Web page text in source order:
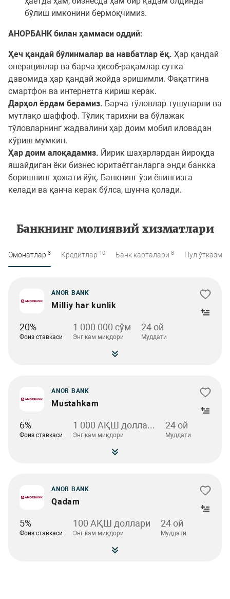
бўлиш имконини бермоқчимиз.
АНОРБАНК билан ҳаммаси оддий:
Ҳеч қандай бўлинмалар ва навбатлар ёқ. Ҳар қандай
операциялар ва барча ҳисоб-рақамлар сутка
давомида ҳар қандай жойда эришимли. Фақатгина
смартфон ва интернетга кириш керак.
Дарҳол ёрдам берамиз. Барча тўловлар тушунарли ва
мутлақо шаффоф. Тўлиқ тарихни ва бўлажак
тўловларнинг жадвалини ҳар доим мобил иловадан
кўриш мумкин.
Ҳар доим алоқадамиз. Йирик шаҳарлардан йироқда
яшайдиган ёки бизнес юритаётганларга энди банкка
боришнинг ҳожати йўқ. Банкнинг ўзи ёнингизга
келади ва қанча керак бўлса, шунча қолади.
Банкнинг молиявий хизматлари
Омонатлар 3 Кредитлар 10 Банк карталари 8 Пул
ANOR BANK
Milliy har kunlik
20%
Фоиз ставкаси
1 000 000 сўм
Энг кам миқдори
24 ой
Муддати
ANOR BANK
Mustahkam
6%
Фоиз ставкаси
1 000 АҚШ долла...
Энг кам миқдори
24 ой
Муддати
ANOR BANK
Qadam
5%
Фоиз ставкаси
100 АҚШ доллари
Энг кам миқдори
24 ой
Муддати